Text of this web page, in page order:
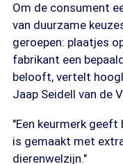
Om de consument
van duurzame
geroepen: plaatjes
fabrikant een
belooft, vertelt
Jaap Seidell van de
"Een keurmerk
is gemaakt met
dierenwelzijn."